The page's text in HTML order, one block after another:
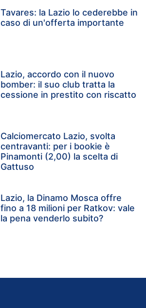
Tavares: la Lazio lo cederebbe in
caso di un'offerta importante
Lazio, accordo con il nuovo
bomber: il suo club tratta la
cessione in prestito con riscatto
Calciomercato Lazio, svolta
centravanti: per i bookie è
Pinamonti (2,00) la scelta di
Gattuso
Lazio, la Dinamo Mosca offre
fino a 18 milioni per Ratkov: vale
la pena venderlo subito?